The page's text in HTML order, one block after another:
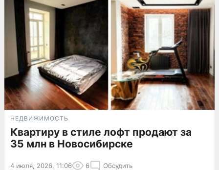
НЕДВИЖИМОСТЬ
Квартиру в стиле лофт продают за
35 млн в Новосибирске
4 июля, 2026, 11:06 6 Обсудить